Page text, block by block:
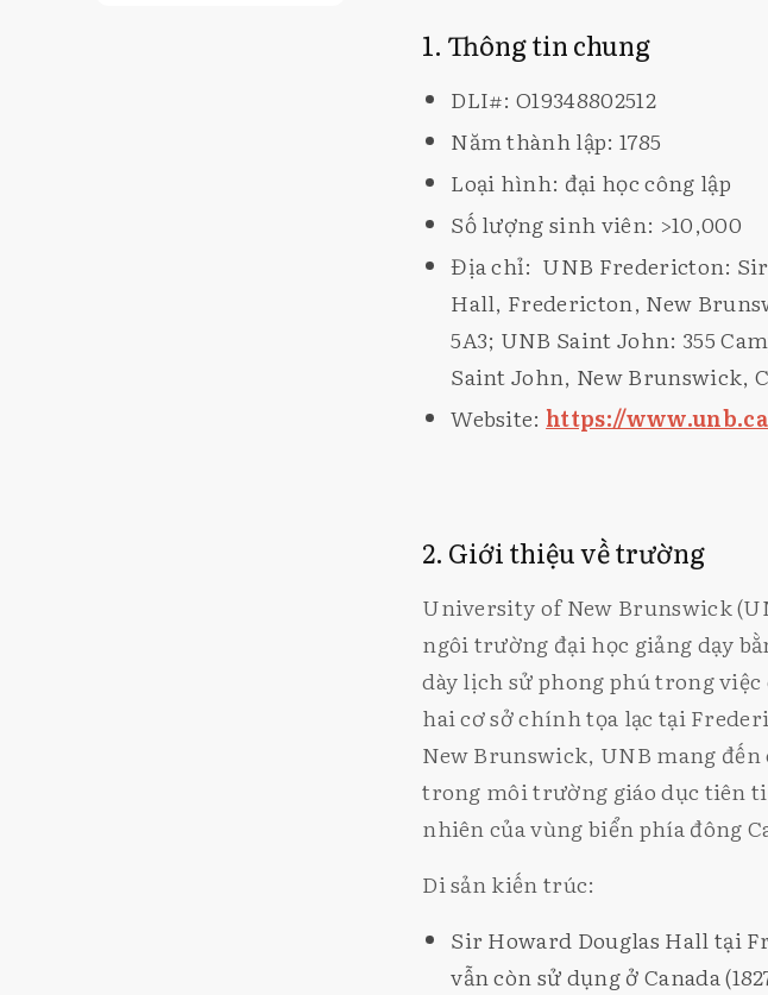
1. Thông tin chung
DLI#: O19348802512
Năm thành lập: 1785
Loại hình: đại học công lập
Số lượng sinh viên: >10,000
Địa chỉ: UNB Fredericton: Sir
Hall, Fredericton, New
5A3; UNB Saint John: 355
Saint John, New Brunswick,
Website: https://
2. Giới thiệu về trường
University of New Brunswick
ngôi trường đại học giảng dạy
dày lịch sử phong phú trong
hai cơ sở chính tọa lạc tại
New Brunswick, UNB mang
trong môi trường giáo dục tiên
nhiên của vùng biển phía đông
Di sản kiến trúc:
Sir Howard Douglas Hall tại
vẫn còn sử dụng ở Canada